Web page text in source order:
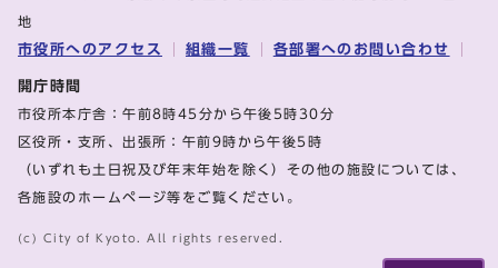
地
市役所へのアクセス 組織一覧 各部署へのお問い合わせ
開庁時間
市役所本庁舎：午前8時45分から午後5時30分
区役所・支所、出張所：午前9時から午後5時
（いずれも土日祝及び年末年始を除く）その他の施設については、
各施設のホームページ等をご覧ください。
(c) City of Kyoto. All rights reserved.